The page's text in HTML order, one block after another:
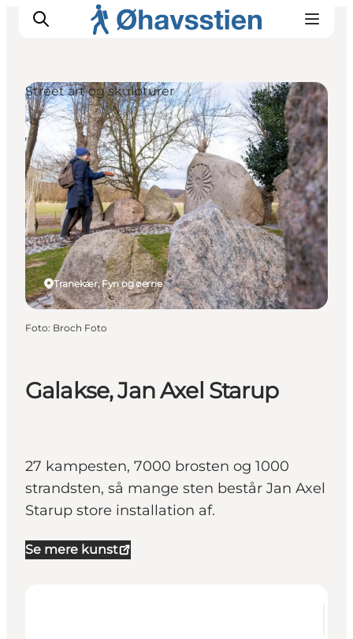
Inspiration
Vandreruter
Planlægning
Galakse, Jan Axel Starup
27 kampesten, 7000 brosten og 1000
strandsten, så mange sten består Jan Axel
Starup store installation af.
Se mere kunst
Tranekær, Fyn og øerne
Street art og skulpturer
Foto: Broch Foto